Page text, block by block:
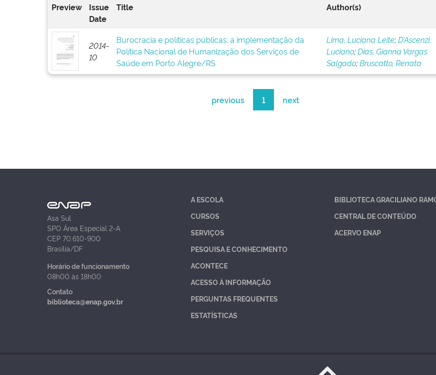
Preview
Issue
Date
Title Author(s)
2014-
10
Burocracia e políticas públicas: a implementação da
Política Nacional de Humanização dos Serviços de
Saúde em Porto Alegre/RS
Lima, Luciana Leite;D’Ascenzi,
Luciano;Dias, Gianna Vargas
Salgado;Bruscatto, Renata
previous 1 next
Asa Sul
SPO Área Especial 2-A
CEP 70.610-900
Brasília/DF
Horário de funcionamento
08h00 às 18h00
Contato
biblioteca@enap.gov.br
A ESCOLA
CURSOS
SERVIÇOS
PESQUISA E CONHECIMENTO
ACONTECE
ACESSO À INFORMAÇÃO
PERGUNTAS FREQUENTES
ESTATÍSTICAS
BIBLIOTECA GRACILIANO
CENTRAL DE CONTEÚDO
ACERVO ENAP